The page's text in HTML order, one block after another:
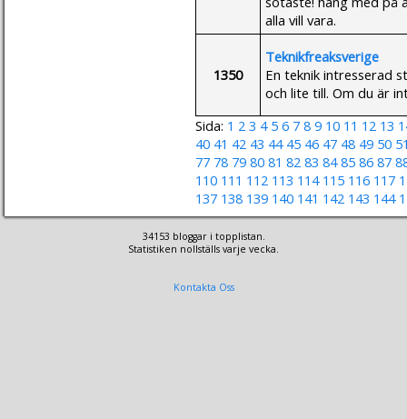
alla vill vara.
1350
Teknikfreaksverige
En teknik intresserad
och lite till. Om du är
Sida: 1 2 3 4 5 6 7 8 9 10 11 12 13
40 41 42 43 44 45 46 47 48 49 50
77 78 79 80 81 82 83 84 85 86 87
110 111 112 113 114 115 116 117
137 138 139 140 141 142 143 144
34153 bloggar i topplistan.
Statistiken nollställs varje vecka.
Kontakta Oss